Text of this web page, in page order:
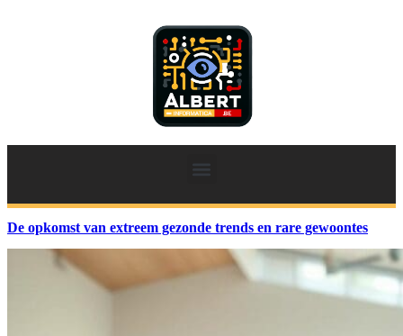
De opkomst van extreem gezonde trends en rare gewoontes